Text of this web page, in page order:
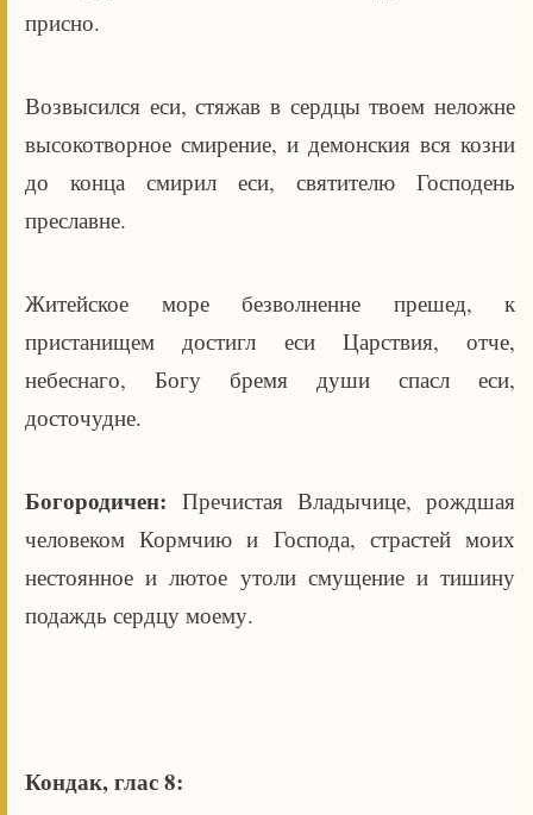
присно.
Возвысился еси, стяжав в сердцы твоем неложне
высокотворное смирение, и демонския вся козни
до конца смирил еси, святителю Господень
преславне.
Житейское море безволненне прешед, к
пристанищем достигл еси Царствия, отче,
небеснаго, Богу бремя души спасл еси,
досточудне.
Богородичен: Пречистая Владычице, рождшая
человеком Кормчию и Господа, страстей моих
нестоянное и лютое утоли смущение и тишину
подаждь сердцу моему.
Кондак, глас 8: